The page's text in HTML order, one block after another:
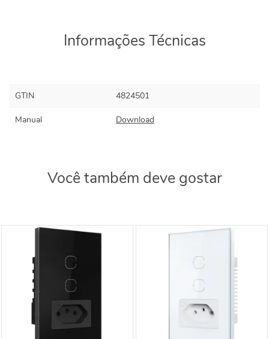
Informações Técnicas
GTIN 4824501
Manual Download
Você também deve gostar